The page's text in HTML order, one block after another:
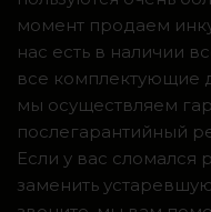
момент продаем
нас есть в наличии
все комплектующие
мы осуществляем
послегарантийный
Если у вас сломался
заменить